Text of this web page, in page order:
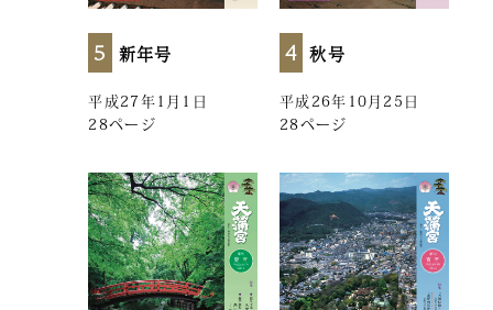
5 新年号
平成27年1月1日
28ページ
4 秋号
平成26年10月25日
28ページ